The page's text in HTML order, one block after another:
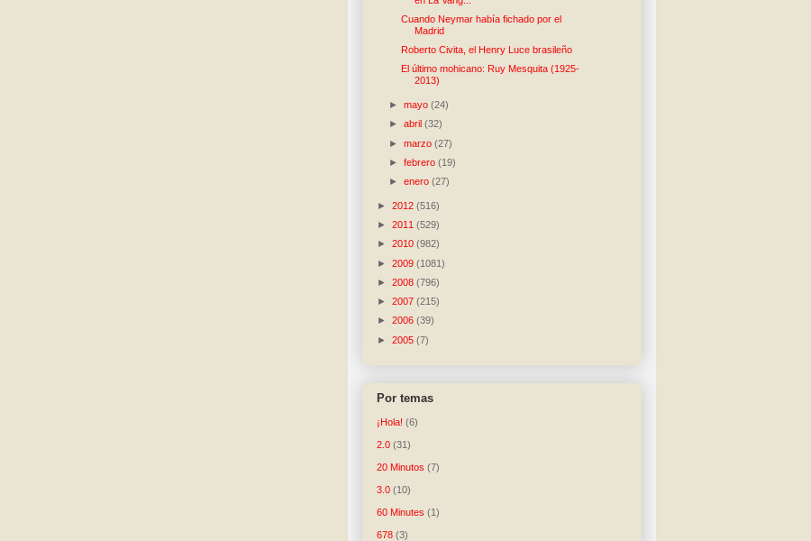
Cuando Neymar había fichado por el
Madrid
Roberto Civita, el Henry Luce brasileño
El último mohicano: Ruy Mesquita (1925-
2013)
►mayo(24)
►abril(32)
►marzo(27)
►febrero(19)
►enero(27)
► 2012 (516)
► 2011 (529)
► 2010 (982)
► 2009 (1081)
► 2008 (796)
► 2007 (215)
► 2006 (39)
► 2005 (7)
Por temas
¡Hola! (6)
2.0 (31)
20 Minutos (7)
3.0 (10)
60 Minutes (1)
678 (3)